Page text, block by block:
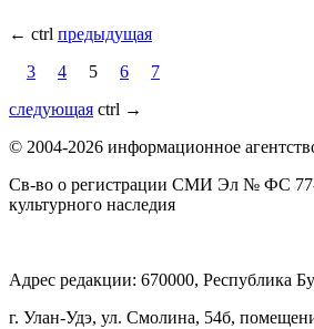
← ctrl предыдущая
3
4 5 6
7
следующая ctrl →
© 2004-2026 информационное
Св-во о регистрации СМИ Эл № ФС 77-
культурного наследия
Адрес редакции: 670000, Республика
г. Улан-Удэ, ул. Смолина, 54б,